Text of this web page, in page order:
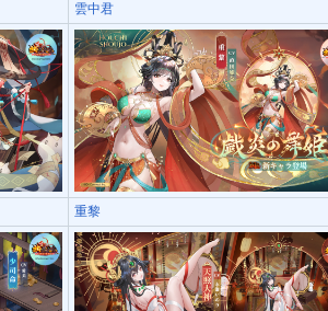
雲中君
重黎